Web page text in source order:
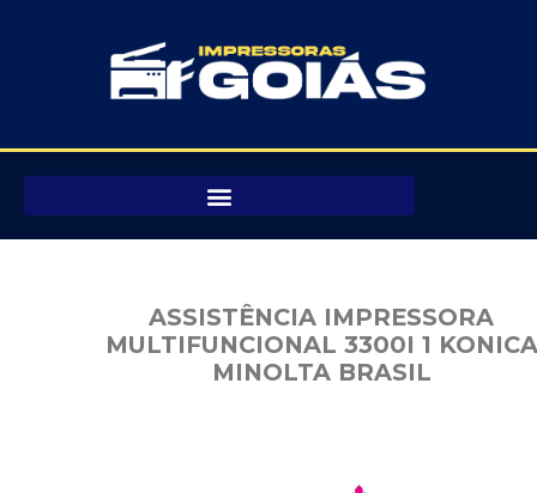
conteúdo
ASSISTÊNCIA IMPRESSORA
MULTIFUNCIONAL 3300I 1 KONICA
MINOLTA BRASIL